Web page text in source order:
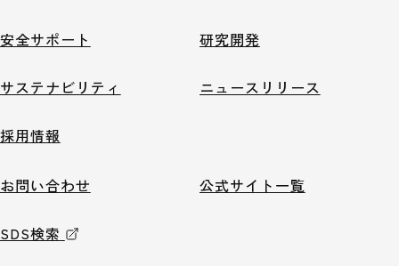
安全サポート 研究開発
サステナビリティ ニュースリリース
採用情報
お問い合わせ 公式サイト一覧
SDS検索